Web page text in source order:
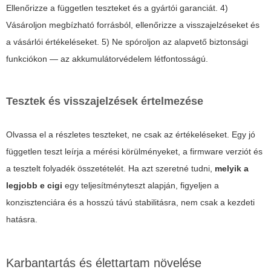
Ellenőrizze a független teszteket és a gyártói garanciát. 4)
Vásároljon megbízható forrásból, ellenőrizze a visszajelzéseket és
a vásárlói értékeléseket. 5) Ne spóroljon az alapvető biztonsági
funkciókon — az akkumulátorvédelem létfontosságú.
Tesztek és visszajelzések értelmezése
Olvassa el a részletes teszteket, ne csak az értékeléseket. Egy jó
független teszt leírja a mérési körülményeket, a firmware verziót és
a tesztelt folyadék összetételét. Ha azt szeretné tudni, melyik a
legjobb e cigi egy teljesítményteszt alapján, figyeljen a
konzisztenciára és a hosszú távú stabilitásra, nem csak a kezdeti
hatásra.
Karbantartás és élettartam növelése